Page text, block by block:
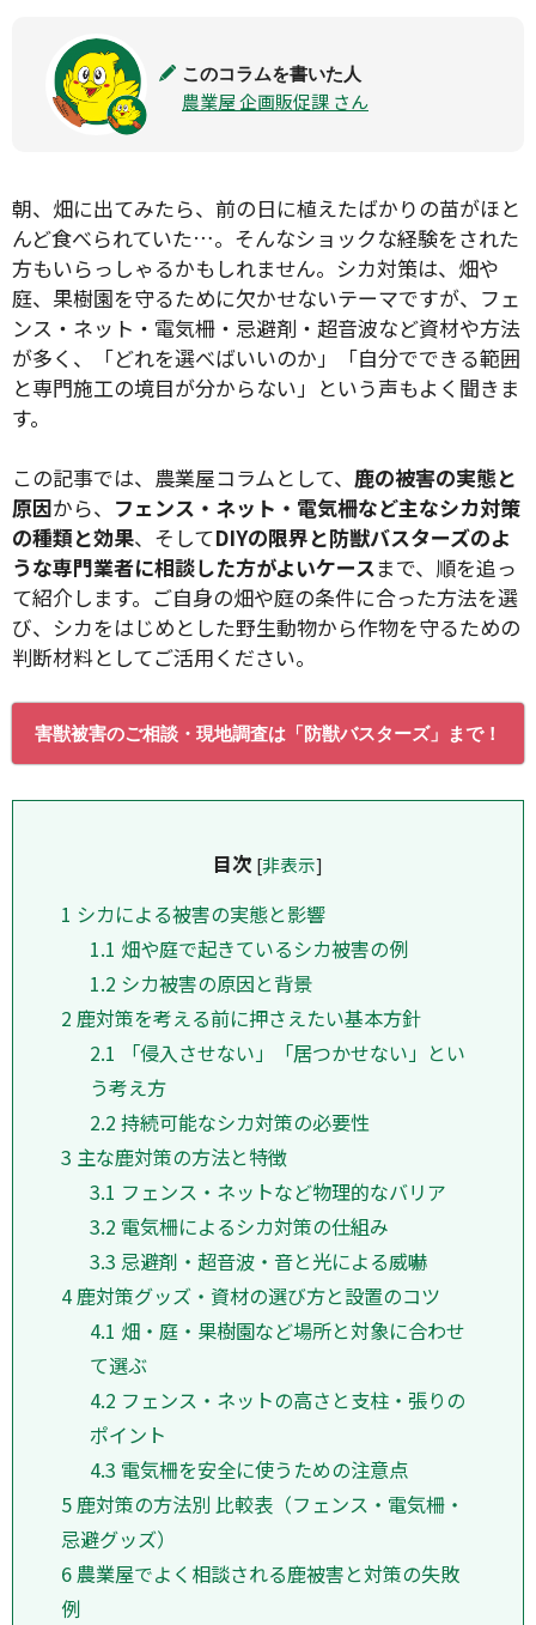
このコラムを書いた人
農業屋 企画販促課 さん
朝、畑に出てみたら、前の日に植えたばかりの苗がほと
んど食べられていた…。そんなショックな経験をされた
方もいらっしゃるかもしれません。シカ対策は、畑や
庭、果樹園を守るために欠かせないテーマですが、フェ
ンス・ネット・電気柵・忌避剤・超音波など資材や方法
が多く、「どれを選べばいいのか」「自分でできる範囲
と専門施工の境目が分からない」という声もよく聞きま
す。
この記事では、農業屋コラムとして、 鹿の被害の実態と
原因から、 フェンス・ネット・電気柵など主なシカ対策
の種類と効果、そしてDIYの限界と防獣バスターズのよ
うな専門業者に相談した方がよいケースまで、順を追っ
て紹介します。ご自身の畑や庭の条件に合った方法を選
び、シカをはじめとした野生動物から作物を守るための
判断材料としてご活用ください。
害獣被害のご相談・現地調査は「防獣バスターズ」まで！
目次 [非表示]
1 シカによる被害の実態と影響
1.1 畑や庭で起きているシカ被害の例
1.2 シカ被害の原因と背景
2 鹿対策を考える前に押さえたい基本方針
2.1 「侵入させない」「居つかせない」とい
う考え方
2.2 持続可能なシカ対策の必要性
3 主な鹿対策の方法と特徴
3.1 フェンス・ネットなど物理的なバリア
3.2 電気柵によるシカ対策の仕組み
3.3 忌避剤・超音波・音と光による威嚇
4鹿対策グッズ・資材の選び方と設置のコツ
4.1 畑・庭・果樹園など場所と対象に合わせ
て選ぶ
4.2 フェンス・ネットの高さと支柱・張りの
ポイント
4.3 電気柵を安全に使うための注意点
5鹿対策の方法別 比較表（フェンス・電気柵・
忌避グッズ）
6農業屋でよく相談される鹿被害と対策の失敗
例